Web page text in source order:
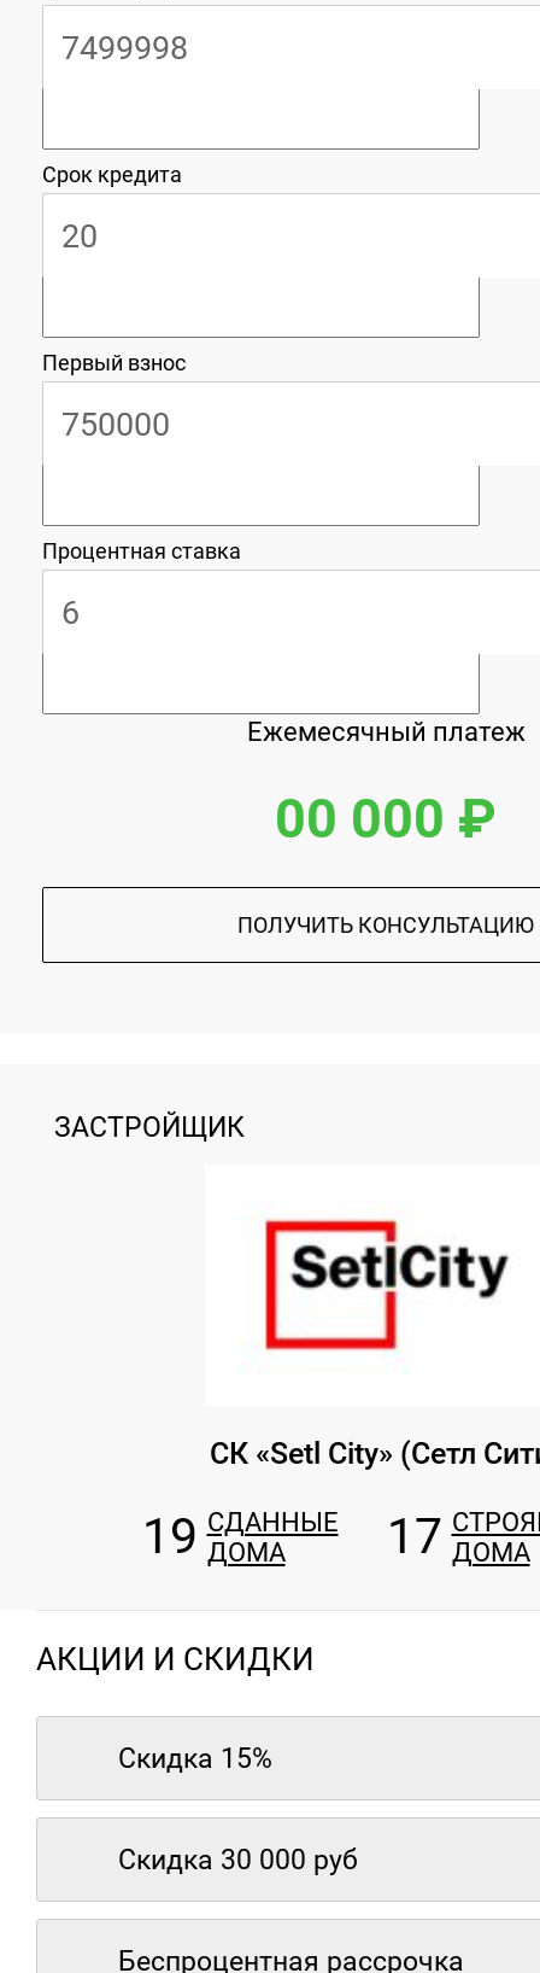
Срок кредита
Первый взнос
Процентная ставка
Ежемесячный платеж
00 000 ₽
ПОЛУЧИТЬ КОНСУЛЬТАЦИЮ
ЗАСТРОЙЩИК
СК «Setl City» (Сетл
19 СДАННЫЕ
ДОМА
17 ДОМА
АКЦИИ И СКИДКИ
Скидка 15%
Скидка 30 000 руб
Беспроцентная рассрочка